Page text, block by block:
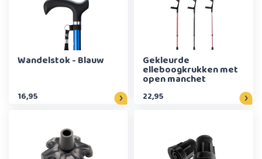
Wandelstok - Blauw
16,95
Gekleurde
elleboogkrukken met
open manchet
22,95